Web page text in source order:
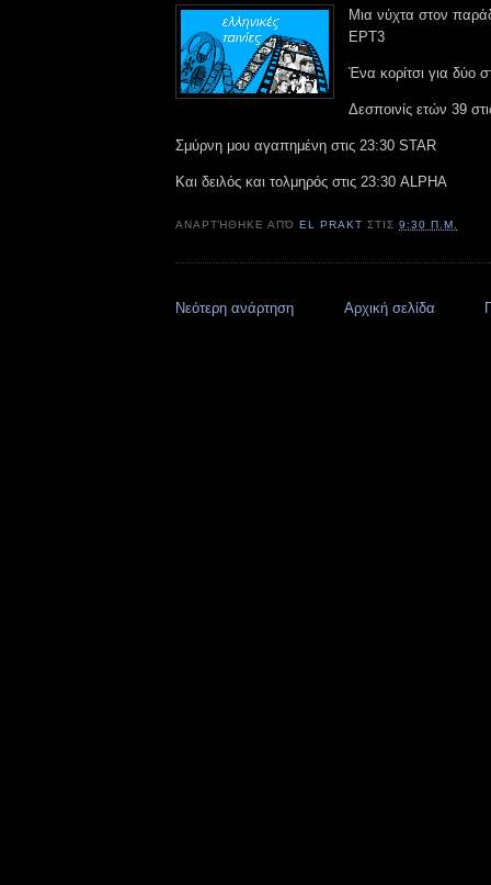
Μια νύχτα στον
ΕΡΤ3
Ένα κορίτσι για δύο
Δεσποινίς ετών 39
Σμύρνη μου αγαπημένη στις 23:30 STAR
Και δειλός και τολμηρός στις 23:30 ALPHA
ΑΝΑΡΤΉΘΗΚΕ ΑΠΌEL PRAKT ΣΤΙΣ9:30 Π.Μ.
Νεότερη ανάρτηση Αρχική σελίδα